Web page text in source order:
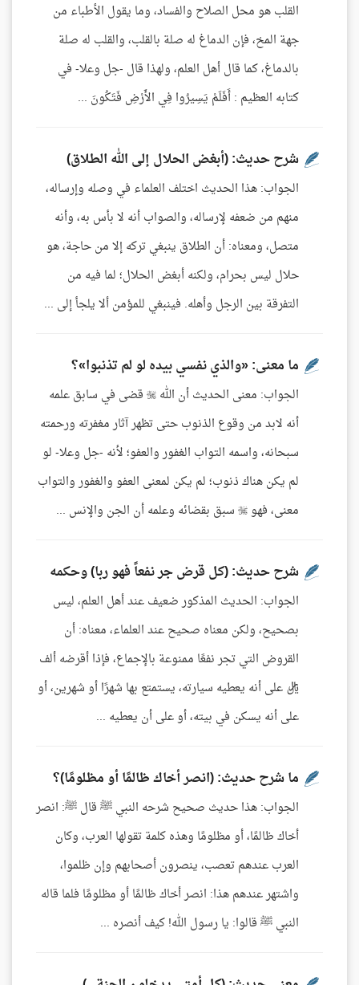
القلب هو محل الصلاح والفساد، وما يقول الأطباء من
جهة المخ، فإن الدماغ له صلة بالقلب، والقلب له صلة
بالدماغ، كما قال أهل العلم، ولهذا قال -جل وعلا- في
كتابه العظيم : أَفَلَمْ يَسِيرُوا فِي الأَرْضِ فَتَكُونَ ...
شرح حديث: (أبغض الحلال إلى الله الطلاق)
الجواب: هذا الحديث اختلف العلماء في وصله وإرساله،
منهم من ضعفه لإرساله، والصواب أنه لا بأس به، وأنه
متصل، ومعناه: أن الطلاق ينبغي تركه إلا من حاجة، هو
حلال ليس بحرام، ولكنه أبغض الحلال؛ لما فيه من
التفرقة بين الرجل وأهله. فينبغي للمؤمن ألا يلجأ إلى ...
ما معنى: «والذي نفسي بيده لو لم تذنبوا»؟
الجواب: معنى الحديث أن الله  قضى في سابق علمه
أنه لابد من وقوع الذنوب حتى تظهر آثار مغفرته ورحمته
سبحانه، واسمه التواب الغفور والعفو؛ لأنه -جل وعلا- لو
لم يكن هناك ذنوب؛ لم يكن لمعنى العفو والغفور والتواب
معنى، فهو  سبق بقضائه وعلمه أن الجن والإنس ...
شرح حديث: (كل قرض جر نفعاً فهو ربا) وحكمه
الجواب: الحديث المذكور ضعيف عند أهل العلم، ليس
بصحيح، ولكن معناه صحيح عند العلماء، معناه: أن
القروض التي تجر نفعًا ممنوعة بالإجماع، فإذا أقرضه ألف
ريال على أنه يعطيه سيارته، يستمتع بها شهرًا أو شهرين، أو
على أنه يسكن في بيته، أو على أن يعطيه ...
ما شرح حديث: (انصر أخاك ظالمًا أو مظلومًا)؟
الجواب: هذا حديث صحيح شرحه النبي ﷺ قال ﷺ: انصر
أخاك ظالمًا، أو مظلومًا وهذه كلمة تقولها العرب، وكان
العرب عندهم تعصب، ينصرون أصحابهم وإن ظلموا،
واشتهر عندهم هذا: انصر أخاك ظالمًا أو مظلومًا فلما قاله
النبي ﷺ قالوا: يا رسول الله! كيف أنصره ...